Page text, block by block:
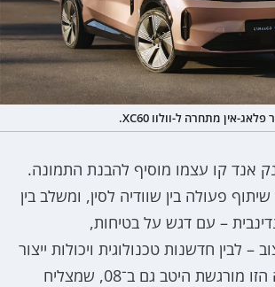
אנד קו עצמו מוסיף להבנת התמונה.
פעולה בין שוודיה לסין, ומשלב בין
– עם דגש על בטיחות,
– לבין חדשנות טכנולוגית ויכולות ייצור
מתקדמות. הגישה הזו מורגשת היטב גם ב־08, שמצליח